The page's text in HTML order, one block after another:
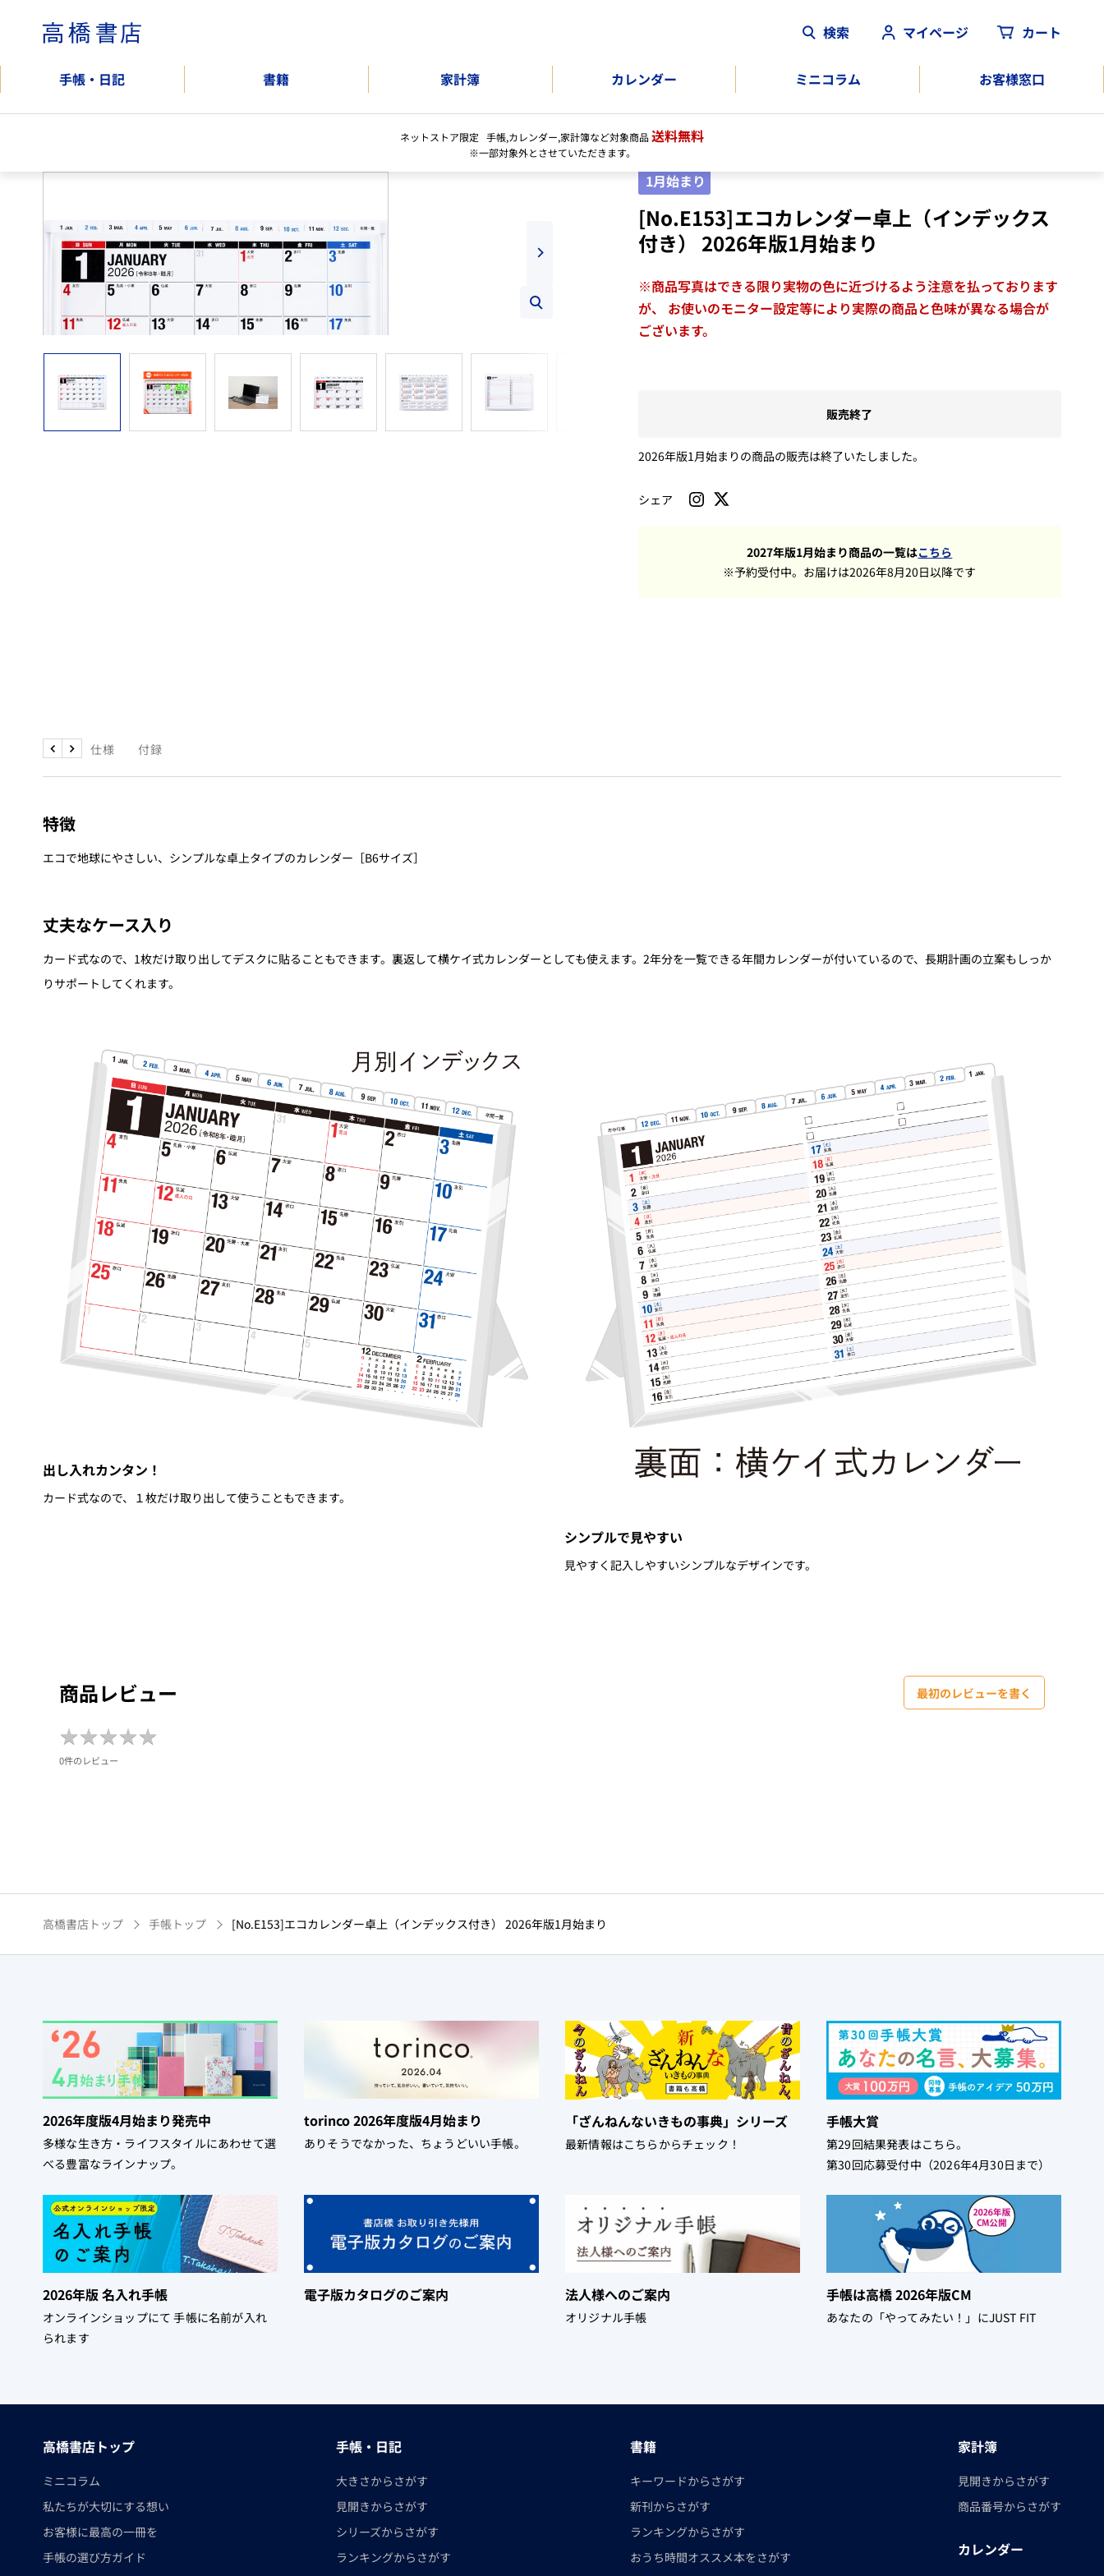
ン
高
公
ン
ン
検索 マイページ カート
手帳・日記 書籍 家計簿 カレンダー ミニコラム お客様窓口
ネットストア限定 手帳,カレンダー,家計簿など対象商品送料無料
※一部対象外とさせていただきます。
ズ
ム
1月始まり
[No.E153]エコカレンダー卓上（インデックス
付き） 2026年版1月始まり
※商品写真はできる限り実物の色に近づけるよう注意を払っております
が、 お使いのモニター設定等により実際の商品と色味が異なる場合が
ございます。
販売終了
2026年版1月始まりの商品の販売は終了いたしました。
シェア
2027年版1月始まり商品の一覧はこちら
※予約受付中。お届けは2026年8月20日以降です
特徴 仕様 付録
戻
る
次
へ
特徴
エコで地球にやさしい、シンプルな卓上タイプのカレンダー［B6サイズ］
丈夫なケース入り
カード式なので、1枚だけ取り出してデスクに貼ることもできます。裏返して横ケイ式カレンダーとしても使えます。2年分を一覧できる年間カレンダーが付いているので、長期計画の立案もしっか
りサポートしてくれます。
出し入れカンタン！
カード式なので、１枚だけ取り出して使うこともできます。
シンプルで見やすい
見やすく記入しやすいシンプルなデザインです。
商品レビュー 最初のレビューを書く
★★★★★
★★★★★
0件のレビュー
高橋書店トップ 手帳トップ [No.E153]エコカレンダー卓上（インデックス付き） 2026年版1月始まり
2026年度版4月始まり発売中
多様な生き方・ライフスタイルにあわせて選
べる豊富なラインナップ。
torinco 2026年度版4月始まり
ありそうでなかった、ちょうどいい手帳。
「ざんねんないきもの事典」シリーズ
最新情報はこちらからチェック！
手帳大賞
第29回結果発表はこちら。
第30回応募受付中（2026年4月30日まで）
2026年版 名入れ手帳
オンラインショップにて 手帳に名前が入れ
られます
電子版カタログのご案内 法人様へのご案内
オリジナル手帳
手帳は高橋 2026年版CM
あなたの「やってみたい！」にJUST FIT
高橋書店トップ
ミニコラム
私たちが大切にする想い
お客様に最高の一冊を
手帳の選び方ガイド
手帳・日記
大きさからさがす
見開きからさがす
シリーズからさがす
ランキングからさがす
書籍
キーワードからさがす
新刊からさがす
ランキングからさがす
おうち時間オススメ本をさがす
家計簿
見開きからさがす
商品番号からさがす
カレンダー